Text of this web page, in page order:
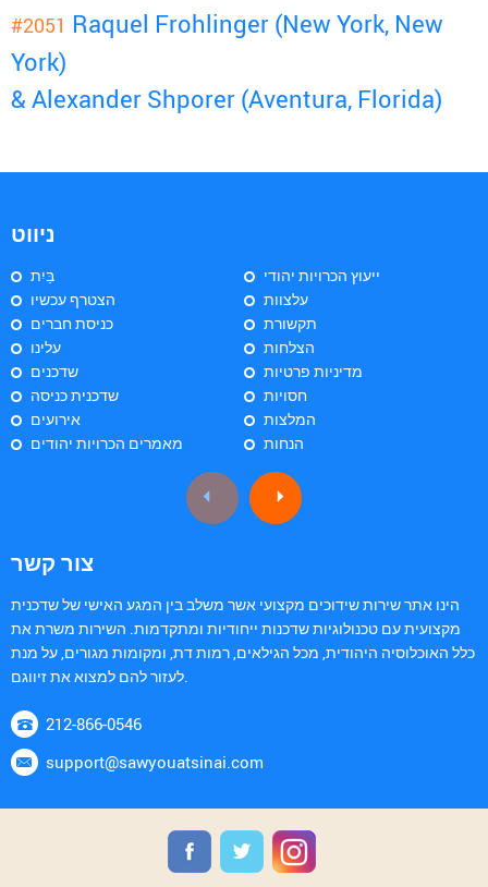
#2051 Raquel Frohlinger (New York, New
York)
& Alexander Shporer (Aventura, Florida)
ניווט
בַּיִת
הצטרף עכשיו
כניסת חברים
עלינו
שדכנים
שדכנית כניסה
אירועים
מאמרים הכרויות יהודים
ייעוץ הכרויות יהודי
עלצוות
תקשורת
הצלחות
מדיניות פרטיות
חסויות
המלצות
הנחות
צור קשר
הינו אתר שירות שידוכים מקצועי אשר משלב בין המגע האישי של שדכנית
מקצועית עם טכנולוגיות שדכנות ייחודיות ומתקדמות. השירות משרת את
כלל האוכלוסיה היהודית, מכל הגילאים, רמות דת, ומקומות מגורים, על מנת
212-866-0546
support@sawyouatsinai.com